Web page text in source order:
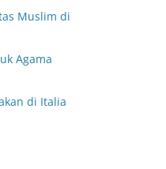
Muslim di
Agama
di Italia